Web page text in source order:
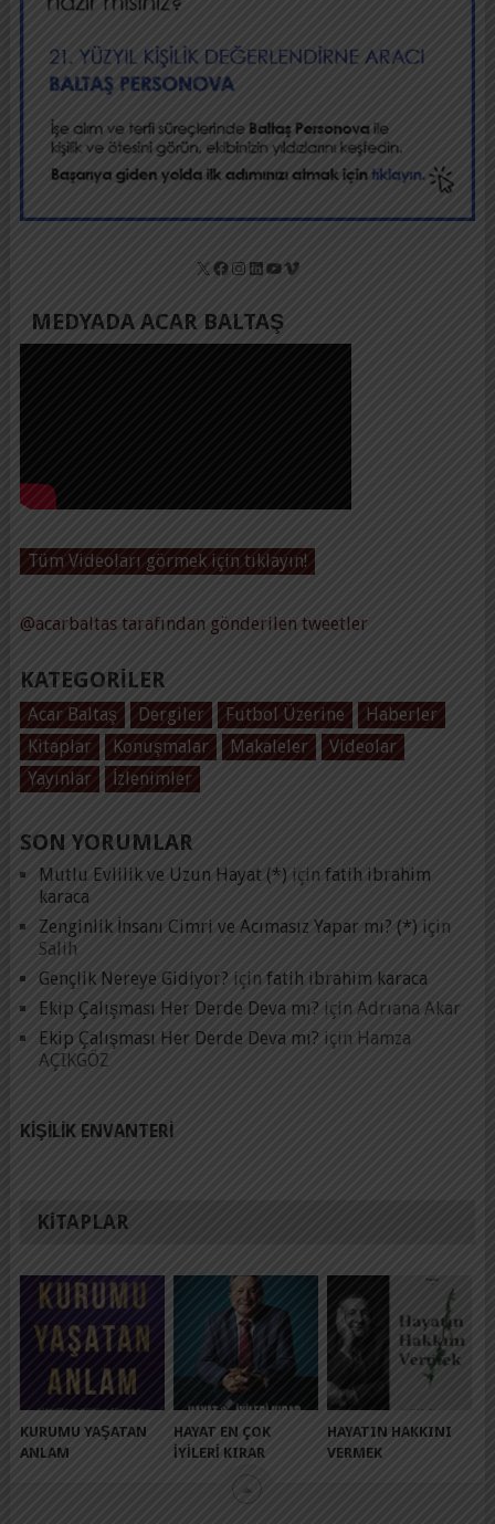
X Facebook
Instagram
LinkedIn
YouTube
Vimeo
MEDYADA ACAR BALTAŞ
Tüm Videoları görmek için tıklayın!
@acarbaltas tarafından gönderilen tweetler
KATEGORILER
Acar Baltaş Dergiler Futbol Üzerine
Haberler
Kitaplar
Konuşmalar Makaleler
Videolar
Yayınlar
İzlenimler
SON YORUMLAR
Mutlu Evlilik ve Uzun Hayat (*) için fatih ibrahim
karaca
Zenginlik İnsanı Cimri ve Acımasız Yapar mı? (*) için
Salih
Gençlik Nereye Gidiyor? için fatih ibrahim karaca
Ekip Çalışması Her Derde Deva mı? için Adrıana Akar
Ekip Çalışması Her Derde Deva mı? için Hamza
AÇIKGÖZ
KIŞILIK ENVANTERI
KITAPLAR
KURUMU YAŞATAN
ANLAM
HAYAT EN ÇOK
İYILERI KIRAR
HAYATIN HAKKINI
VERMEK